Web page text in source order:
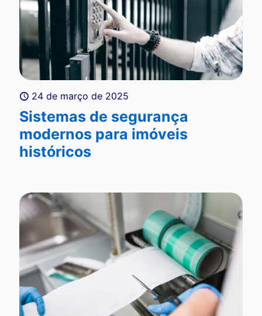
24 de março de 2025
Sistemas de segurança
modernos para imóveis
históricos